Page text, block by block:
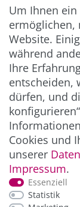
ZAHLUNG &
Um Ihnen ein
ermöglichen,
Website.
während
Ihre
entscheiden,
dürfen, und
Cookies und
unserer
Impressum.
Essenziell
Statistik